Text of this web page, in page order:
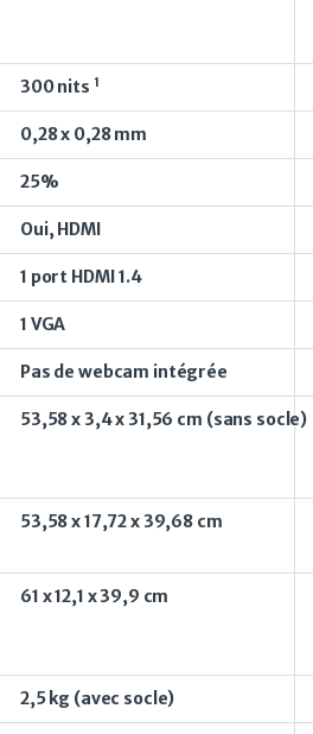
300nits 1
0,28 x 0,28 mm
25%
Oui, HDMI
1 port HDMI 1.4
1 VGA
Pas de webcam intégrée
53,58 x 3,4 x 31,56 cm (sans socle)
53,58 x 17,72 x 39,68 cm
61 x 12,1 x 39,9 cm
2,5 kg (avec socle)